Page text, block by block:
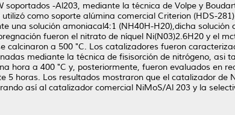
-Al203, mediante la técnica de Volpe y
como soporte alúmina comercial Criterion (HDS-
una solución amoniacal4:1 (NH40H-H20),dicha solución
fueron el nitrato de níquel Ni(N03)2.6H20 y el
calcinaron a 500 "C. Los catalizadores fueron
mediante la técnica de fisisorción de nitrógeno, asi
hora a 400 "C y, posteriormente, fueron evaluados en
horas. Los resultados mostraron que el catalizador de
así al catalizador comercial NiMoS/Al 203 y la